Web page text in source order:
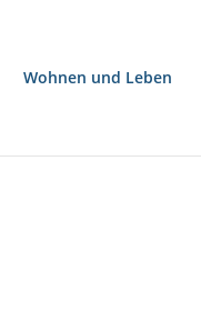
Wohnen und Leben